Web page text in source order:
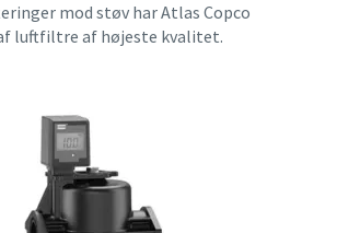
mod støv har Atlas Copco
luftfiltre af højeste kvalitet.